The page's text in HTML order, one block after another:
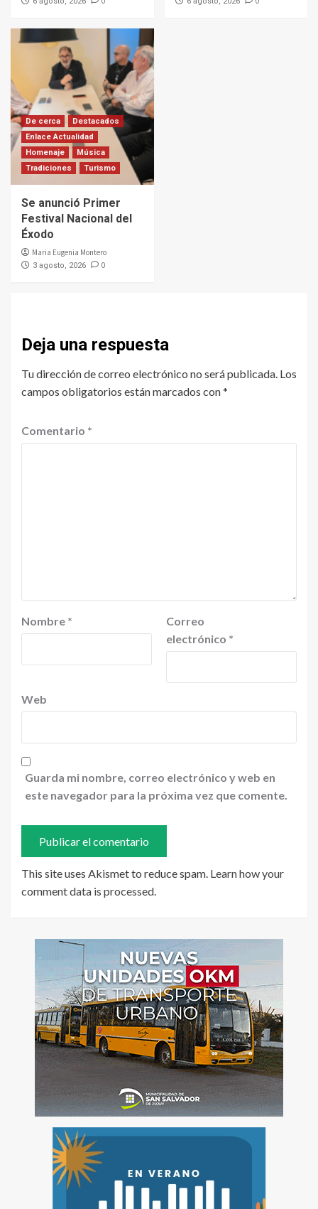
De cerca
Destacados
Enlace Actualidad
Homenaje
Música
Tradiciones
Turismo
Se anunció Primer
Festival Nacional del
Éxodo
Maria Eugenia Montero
3 agosto, 2026 0
Deja una respuesta
Tu dirección de correo electrónico no será publicada. Los
campos obligatorios están marcados con*
Comentario *
Nombre *
Correo
electrónico *
Web
Guarda mi nombre, correo electrónico y web en
este navegador para la próxima vez que comente.
This site uses Akismet to reduce spam. Learn how your
comment data is processed.